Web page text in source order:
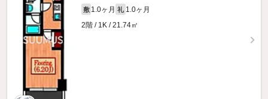
敷 1.0ヶ月 礼 1.0ヶ月
2階 / 1K / 21.74㎡